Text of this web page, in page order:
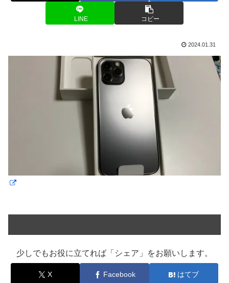
LINE コピー
2024.01.31
少しでもお役に立てれば「シェア」をお願いします。
X Facebook はてブ